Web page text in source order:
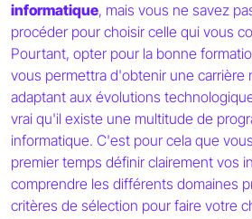
informatique, mais vous ne savez
procéder pour choisir celle qui vous
Pourtant, opter pour la bonne
vous permettra d'obtenir une carrière
adaptant aux évolutions
vrai qu'il existe une multitude de
informatique. C'est pour cela que
premier temps définir clairement vos
comprendre les différents domaines
critères de sélection pour faire votre